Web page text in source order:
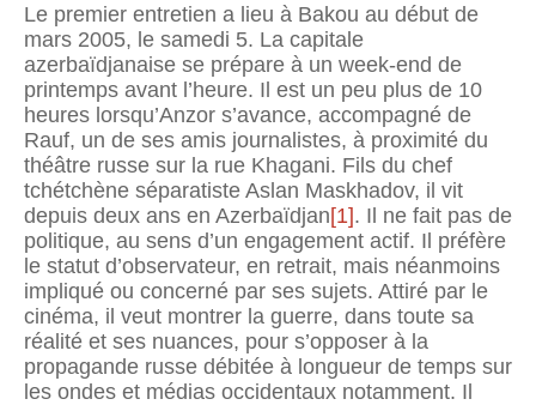
Le premier entretien a lieu à Bakou au début de
mars 2005, le samedi 5. La capitale
azerbaïdjanaise se prépare à un week-end de
printemps avant l’heure. Il est un peu plus de 10
heures lorsqu’Anzor s’avance, accompagné de
Rauf, un de ses amis journalistes, à proximité du
théâtre russe sur la rue Khagani. Fils du chef
tchétchène séparatiste Aslan Maskhadov, il vit
depuis deux ans en Azerbaïdjan[1]. Il ne fait pas de
politique, au sens d’un engagement actif. Il préfère
le statut d’obser­vateur, en retrait, mais néanmoins
impliqué ou concerné par ses sujets. Attiré par le
cinéma, il veut montrer la guerre, dans toute sa
réalité et ses nuances, pour s’opposer à la
propagande russe débitée à longueur de temps sur
les ondes et médias occidentaux notamment. Il